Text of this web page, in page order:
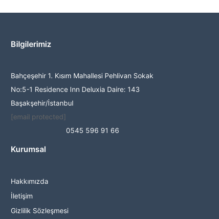
Bilgilerimiz
Bahçeşehir 1. Kısım Mahallesi Pehlivan Sokak
No:5-1 Residence Inn Deluxia Daire: 143
Başakşehir/İstanbul
[email protected]
0545 596 91 66
Kurumsal
Hakkımızda
İletişim
Gizlilik Sözleşmesi